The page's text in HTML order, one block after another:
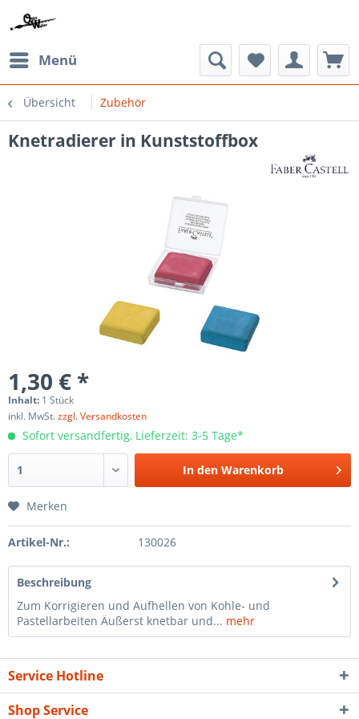
Menü
Übersicht Zubehör
Knetradierer in Kunststoffbox
1,30 € *
Inhalt: 1 Stück
inkl. MwSt.zzgl. Versandkosten
Sofort versandfertig, Lieferzeit: 3-5 Tage*
In den Warenkorb
Merken
Artikel-Nr.: 130026
Beschreibung
Zum Korrigieren und Aufhellen von Kohle- und
Pastellarbeiten Äußerst knetbar und... mehr
Service Hotline
Shop Service